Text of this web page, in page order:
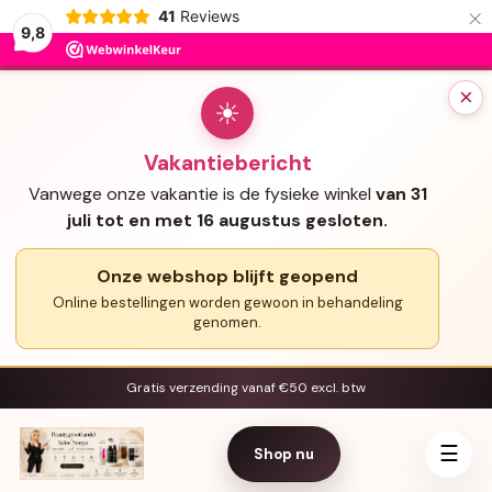
9,8
41 Reviews ×
×
☀
Vakantiebericht
Vanwege onze vakantie is de fysieke winkel van 31
juli tot en met 16 augustus gesloten.
Onze webshop blijft geopend
Online bestellingen worden gewoon in behandeling
genomen.
Gratis verzending vanaf €50 excl. btw
Shop nu ☰